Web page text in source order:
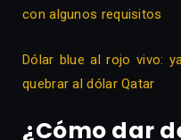
con algunos requisitos
Dólar blue al rojo vivo:
quebrar al dólar Qatar
¿Cómo dar